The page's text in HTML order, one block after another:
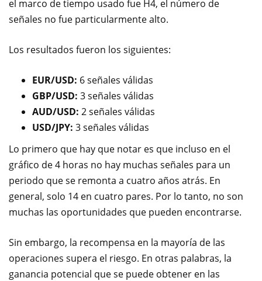
el marco de tiempo usado fue H4, el número de
señales no fue particularmente alto.
Los resultados fueron los siguientes:
EUR/USD: 6 señales válidas
GBP/USD: 3 señales válidas
AUD/USD: 2 señales válidas
USD/JPY: 3 señales válidas
Lo primero que hay que notar es que incluso en el
gráfico de 4 horas no hay muchas señales para un
periodo que se remonta a cuatro años atrás. En
general, solo 14 en cuatro pares. Por lo tanto, no son
muchas las oportunidades que pueden encontrarse.
Sin embargo, la recompensa en la mayoría de las
operaciones supera el riesgo. En otras palabras, la
ganancia potencial que se puede obtener en las